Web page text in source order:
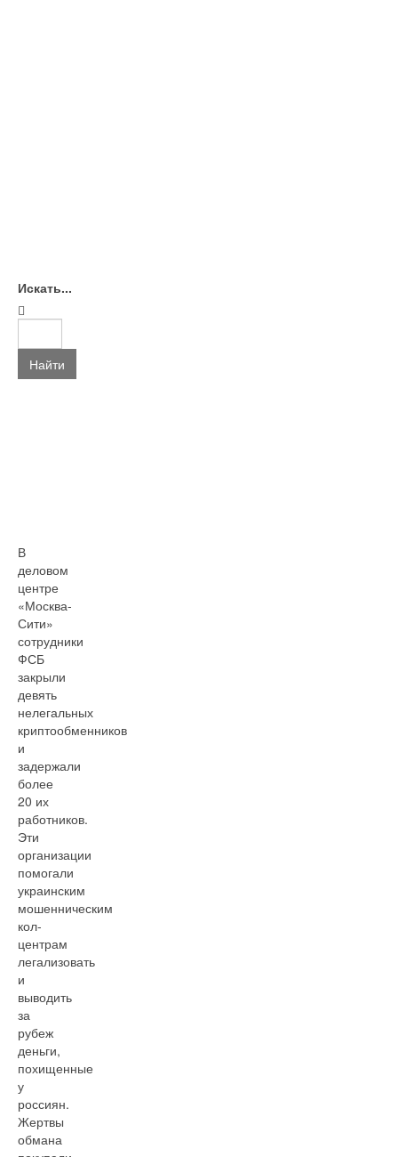
Искать...
Найти
В
деловом
центре
«Москва-
Сити»
сотрудники
ФСБ
закрыли
девять
нелегальных
криптообменников
и
задержали
более
20 их
работников.
Эти
организации
помогали
украинским
мошенническим
кол-
центрам
легализовать
и
выводить
за
рубеж
деньги,
похищенные
у
россиян.
Жертвы
обмана